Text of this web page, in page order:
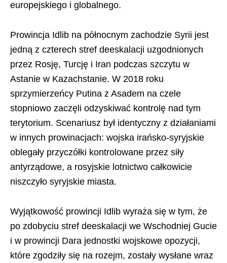
europejskiego i globalnego.
Prowincja Idlib na północnym zachodzie Syrii jest
jedną z czterech stref deeskalacji uzgodnionych
przez Rosję, Turcję i Iran podczas szczytu w
Astanie w Kazachstanie. W 2018 roku
sprzymierzeńcy Putina z Asadem na czele
stopniowo zaczęli odzyskiwać kontrolę nad tym
terytorium. Scenariusz był identyczny z działaniami
w innych prowinacjach: wojska irańsko-syryjskie
oblegały przyczółki kontrolowane przez siły
antyrządowe, a rosyjskie lotnictwo całkowicie
niszczyło syryjskie miasta.
Wyjątkowość prowincji Idlib wyraża się w tym, że
po zdobyciu stref deeskalacji we Wschodniej Gucie
i w prowincji Dara jednostki wojskowe opozycji,
które zgodziły się na rozejm, zostały wysłane wraz